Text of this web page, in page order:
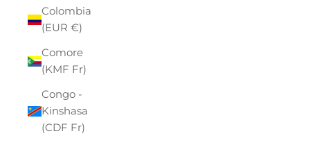
Colombia
(EUR €)
Comore
(KMF Fr)
Congo -
Kinshasa
(CDF Fr)